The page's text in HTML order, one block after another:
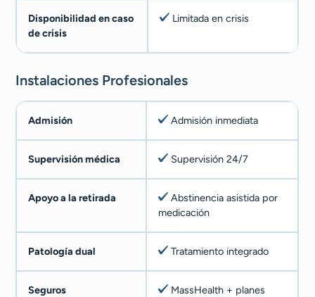
Disponibilidad en caso
de crisis
Limitada en crisis
Instalaciones Profesionales
Admisión Admisión inmediata
Supervisión médica Supervisión 24/7
Apoyo a la retirada
Abstinencia asistida por
medicación
Patología dual Tratamiento integrado
Seguros
MassHealth + planes